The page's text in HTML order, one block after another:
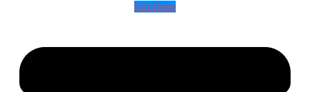
Envelope